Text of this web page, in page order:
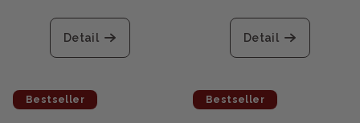
Detail Detail
Bestseller Bestseller